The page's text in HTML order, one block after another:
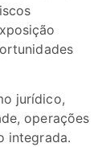
jurídico,
operações
integrada.